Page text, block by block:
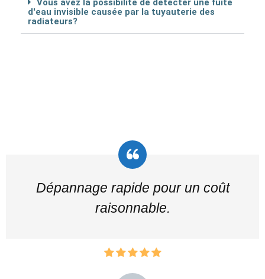
Vous avez la possibilité de détécter une fuite
d'eau invisible causée par la tuyauterie des
radiateurs?
Dépannage rapide pour un coût
raisonnable.